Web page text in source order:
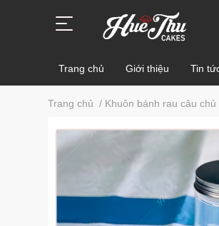
Trang chủ Giới thiệu Tin
Trang chủ / Khuôn bánh rau câu